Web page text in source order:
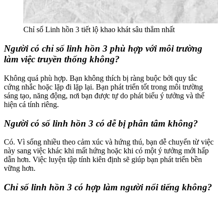
Chỉ số Linh hồn 3 tiết lộ khao khát sâu thẳm nhất
Người có chỉ số linh hồn 3 phù hợp với môi trường
làm việc truyền thống không?
Không quá phù hợp. Bạn không thích bị ràng buộc bởi quy tắc
cứng nhắc hoặc lặp đi lặp lại. Bạn phát triển tốt trong môi trường
sáng tạo, năng động, nơi bạn được tự do phát biểu ý tưởng và thể
hiện cá tính riêng.
Người có số linh hồn 3 có dễ bị phân tâm không?
Có. Vì sống nhiều theo cảm xúc và hứng thú, bạn dễ chuyển từ việc
này sang việc khác khi mất hứng hoặc khi có một ý tưởng mới hấp
dẫn hơn. Việc luyện tập tính kiên định sẽ giúp bạn phát triển bền
vững hơn.
Chỉ số linh hồn 3 có hợp làm người nổi tiếng không?